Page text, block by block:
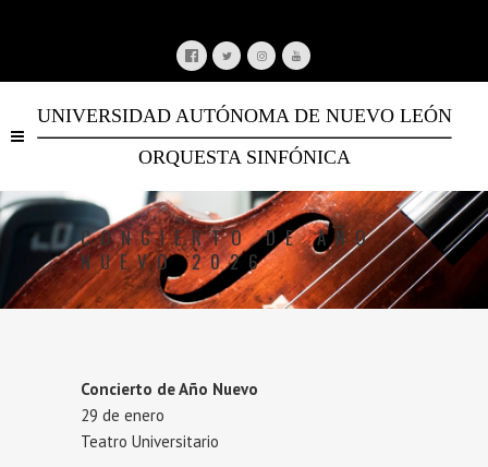
UNIVERSIDAD AUTÓNOMA DE NUEVO LEÓN
ORQUESTA SINFÓNICA
CONCIERTO DE AÑO
NUEVO 2026
Concierto de Año Nuevo
29 de enero
Teatro Universitario